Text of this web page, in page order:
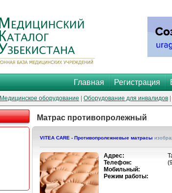
Главная Регистрация
Медицинское оборудование Оборудование для инвалидов
Матрас противопролежный
VITEA CARE - Противопролеж­невые матрасы
Адрес:
Телефон:
Мобильный:
Режим работы: